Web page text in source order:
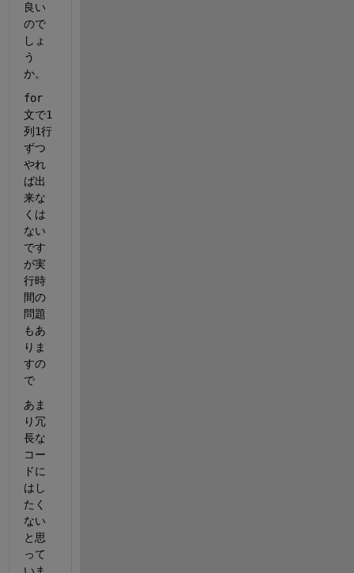
良い
ので
しょ
う
か。
for
文で1
列1行
ずつ
やれ
ば出
来な
くは
ない
です
が実
行時
間の
問題
もあ
りま
すの
で
あま
り冗
長な
コー
ドに
はし
たく
ない
と思
って